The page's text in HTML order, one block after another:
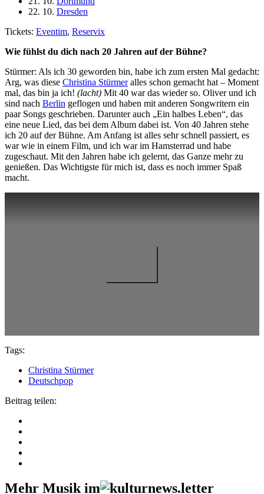
22. 10. Dresden
Tickets: Eventim, Reservix
Wie fühlst du dich nach 20 Jahren auf der Bühne?
Stürmer: Als ich 30 geworden bin, habe ich zum ersten Mal gedacht:
Arg, was diese Christina Stürmeralles schon gemacht hat – Moment
mal, das bin ja ich! (lacht) Mit 40 war das wieder so. Oliver und ich
sind nach Berlin geflogen und haben mit anderen Songwritern ein
paar Songs geschrieben. Darunter auch „Ein halbes Leben“, das
eine neue Lied, das bei dem Album dabei ist. Von 40 Jahren stehe
ich 20 auf der Bühne. Am Anfang ist alles sehr schnell passiert, es
war wie in einem Film, und ich war im Hamsterrad und habe
zugeschaut. Mit den Jahren habe ich gelernt, das Ganze mehr zu
genießen. Das Wichtigste für mich ist, dass es noch immer Spaß
macht.
Tags:
Christina Stürmer
Deutschpop
Beitrag teilen:
Mehr Musik im